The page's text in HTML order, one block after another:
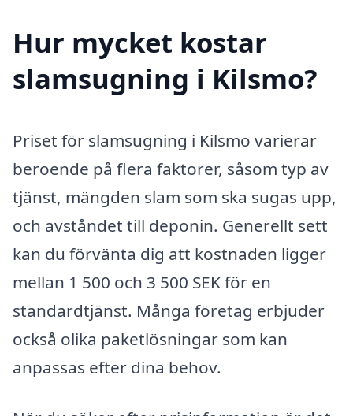
Hur mycket kostar
slamsugning i Kilsmo?
Priset för slamsugning i Kilsmo varierar
beroende på flera faktorer, såsom typ av
tjänst, mängden slam som ska sugas upp,
och avståndet till deponin. Generellt sett
kan du förvänta dig att kostnaden ligger
mellan 1 500 och 3 500 SEK för en
standardtjänst. Många företag erbjuder
också olika paketlösningar som kan
anpassas efter dina behov.